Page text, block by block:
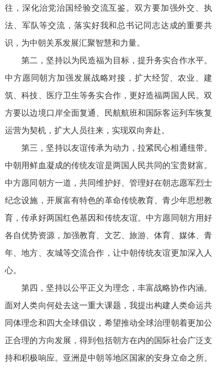
往，深化治党治国经验交流互鉴。双方要加强外交、执
法、军队等交流，落实好我和总书记同志达成的重要共
识，为中朝关系发展汇聚智慧和力量。
第二，坚持以为民造福为目标，提升务实合作水平。
中方愿同朝方加强发展战略对接，扩大经贸、农业、建
筑、科技、医疗卫生等务实合作，更好造福两国人民。双
方要以边境口岸全面复通、民航航班和国际客运列车恢复
运营为契机，扩大人员往来，实现双向奔赴。
第三，坚持以友谊传承为动力，拉紧民心相通纽带。
中朝用鲜血凝成的传统友谊是两国人民共同的宝贵财富。
中方愿同朝方一道，共同维护好、管理好在朝志愿军烈士
纪念设施，开展富有特色的革命传统教育、青少年思想教
育，传承好两国红色基因和传统友谊。中方愿同朝方用好
各自优势资源，加强教育、文艺、旅游、体育、媒体、青
年、地方、友城等交流合作，让中朝传统友谊更加深入人
心。
第四，坚持以公平正义为理念，丰富战略协作内涵。
面对人类向何处去这一重大课题，我提出构建人类命运共
同体理念和四大全球倡议，希望推动全球治理朝着更加公
正合理的方向发展，得到包括朝方在内的国际社会广泛支
持和积极响应。亚洲是中朝等地区国家的安身立命之所。